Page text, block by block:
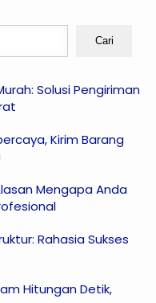
Cari
Solusi Pengiriman
Kirim Barang
Mengapa Anda
Rahasia Sukses
Hitungan Detik,